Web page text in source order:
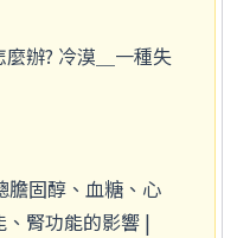
辦? 冷漠＿一種失
膽固醇、血糖、心
腎功能的影響 |